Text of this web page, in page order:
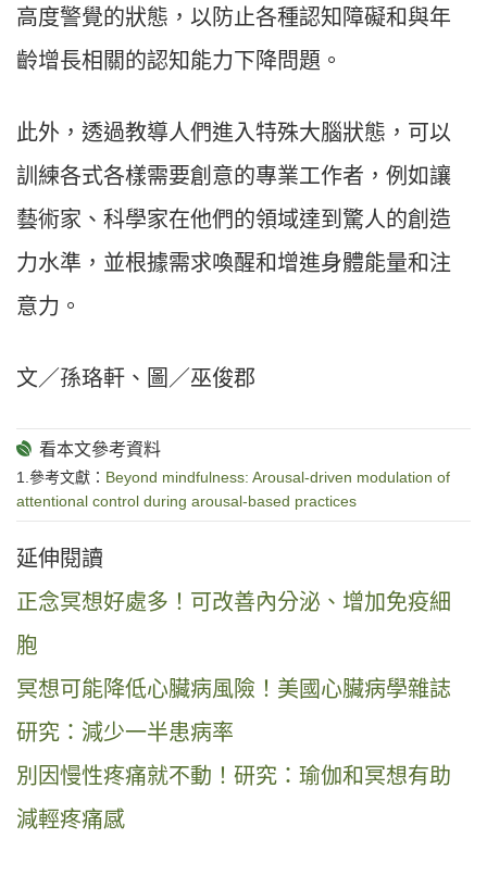
高度警覺的狀態，以防止各種認知障礙和與年
齡增長相關的認知能力下降問題。
此外，透過教導人們進入特殊大腦狀態，可以
訓練各式各樣需要創意的專業工作者，例如讓
藝術家、科學家在他們的領域達到驚人的創造
力水準，並根據需求喚醒和增進身體能量和注
意力。
文／孫珞軒、圖／巫俊郡
1.參考文獻： Beyond mindfulness: Arousal-driven modulation of
attentional control during arousal-based practices
延伸閱讀
正念冥想好處多！可改善內分泌、增加免疫細
胞
冥想可能降低心臟病風險！美國心臟病學雜誌
研究：減少一半患病率
別因慢性疼痛就不動！研究：瑜伽和冥想有助
減輕疼痛感